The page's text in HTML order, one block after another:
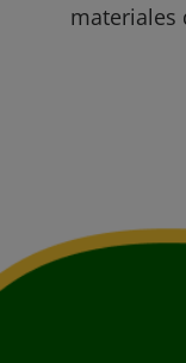
materiales